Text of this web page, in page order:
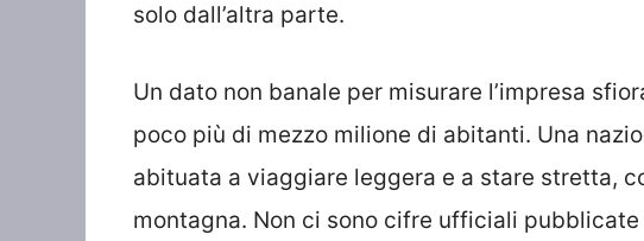
solo dall’altra parte.
Un dato non banale per misurare l’impresa
poco più di mezzo milione di abitanti. Una
abituata a viaggiare leggera e a stare stretta,
montagna. Non ci sono cifre ufficiali